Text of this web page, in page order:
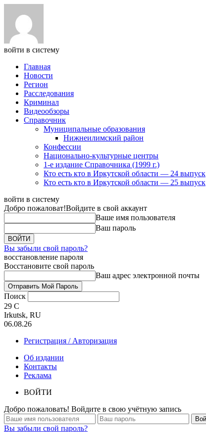
войти в систему
Главная
Новости
Регион
Расследования
Криминал
Видеообзоры
Справочник
Муниципальные образования
Нижнеилимский район
Конфессии
Национально-культурные центры
1-е издание Справочника (1999 г.)
Кто есть кто в Иркутской области — 24 выпуск
Кто есть кто в Иркутской области — 25 выпуск
войти в систему
Добро пожаловат!Войдите в свой аккаунт
Ваше имя пользователя
Ваш пароль
Вы забыли свой пароль?
восстановление пароля
Восстановите свой пароль
Ваш адрес электронной почты
Поиск
29 C
Irkutsk, RU
06.08.26
Регистрация / Авторизация
Об издании
Контакты
Реклама
ВОЙТИ
Добро пожаловать! Войдите в свою учётную запись
Вы забыли свой пароль?